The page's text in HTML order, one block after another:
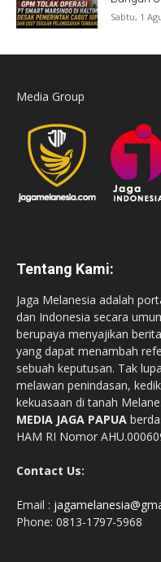
Sabtu, 1
Media Group
Tentang Kami:
Jaga Melanesia adalah
dan Indonesia secara
berupaya menyajikan
yang dapat menambah
sebuah keputusan. Tak
melawan penindasan,
kekuasaan di tanah
MEDIA JAGA PAPUA
HAM RI Nomor
Contact Us:
Email :
Phone: 0813-1797-5968